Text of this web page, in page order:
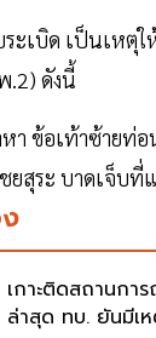
ะเบิด เป็นเหตุ
.2) ดังนี้
า ข้อเท้าซ้ายท่อ
ยสุระ บาดเจ็บที่
เกาะติดสถานกา
ล่าสุด ทบ. ยันมีเห